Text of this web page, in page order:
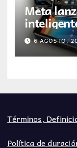
Meta
6 AGOSTO,
Términos,
Política de